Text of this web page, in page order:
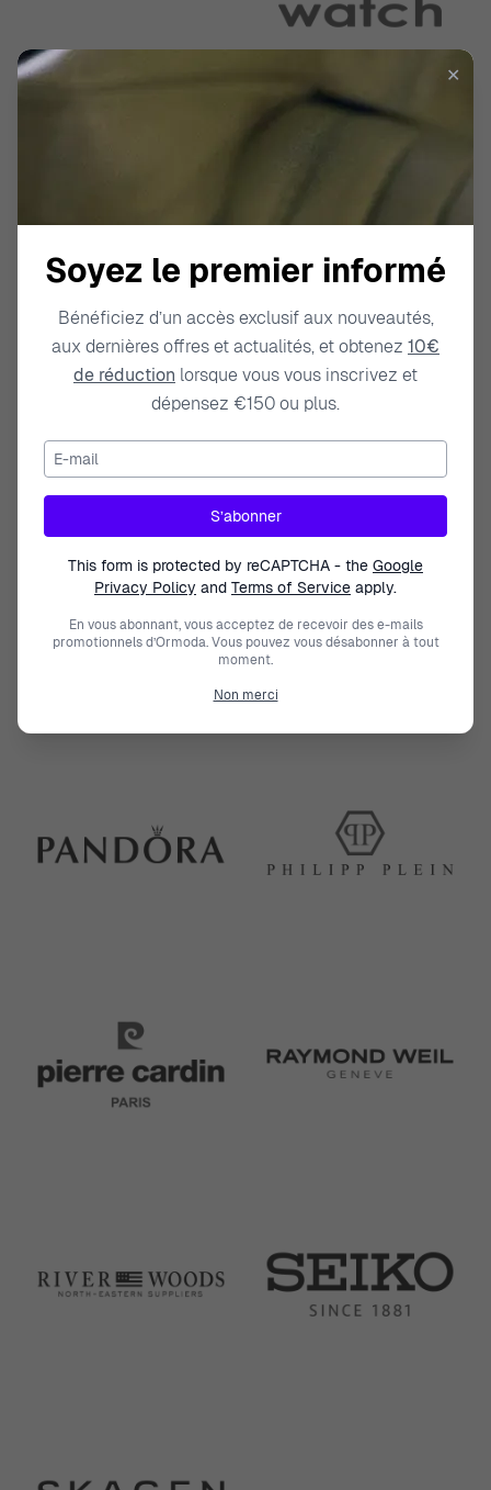
✕
Soyez le premier informé
Bénéficiez d’un accès exclusif aux nouveautés,
aux dernières offres et actualités, et obtenez 10€
de réduction lorsque vous vous inscrivez et
dépensez €150 ou plus.
E-mail
S’abonner
This form is protected by reCAPTCHA - the Google
Privacy Policy and Terms of Service apply.
En vous abonnant, vous acceptez de recevoir des e-mails
promotionnels d’Ormoda. Vous pouvez vous désabonner à tout
moment.
Non merci